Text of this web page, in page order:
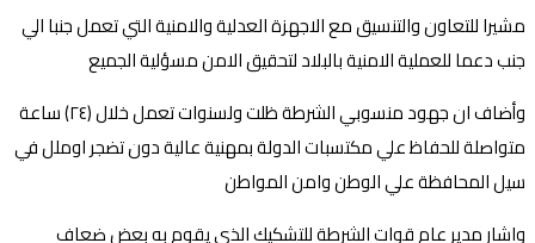
مشيرا للتعاون والتنسيق مع الاجهزة العدلية والامنية التي تعمل جنبا الي
جنب دعما للعملية الامنية بالبلاد لتحقيق الامن مسؤلية الجميع
وأضاف ان جهود منسوبي الشرطة ظلت ولسنوات تعمل خلال (٢٤) ساعة
متواصلة للحفاظ علي مكتسبات الدولة بمهنية عالية دون تضجر اوملل في
سيل المحافظة علي الوطن وامن المواطن
واشار مدير عام قوات الشرطة للتشكيك الذي يقوم به بعض ضعاف